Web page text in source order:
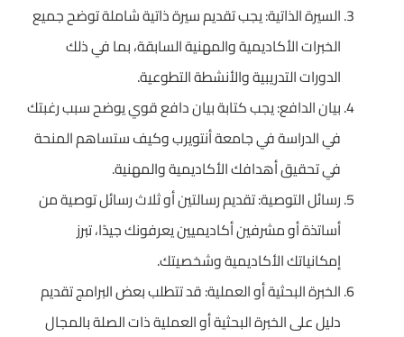
السيرة الذاتية: يجب تقديم سيرة ذاتية شاملة توضح جميع
الخبرات الأكاديمية والمهنية السابقة، بما في ذلك
الدورات التدريبية والأنشطة التطوعية.
بيان الدافع: يجب كتابة بيان دافع قوي يوضح سبب رغبتك
في الدراسة في جامعة أنتويرب وكيف ستساهم المنحة
في تحقيق أهدافك الأكاديمية والمهنية.
رسائل التوصية: تقديم رسالتين أو ثلاث رسائل توصية من
أساتذة أو مشرفين أكاديميين يعرفونك جيدًا، تبرز
إمكانياتك الأكاديمية وشخصيتك.
الخبرة البحثية أو العملية: قد تتطلب بعض البرامج تقديم
دليل على الخبرة البحثية أو العملية ذات الصلة بالمجال